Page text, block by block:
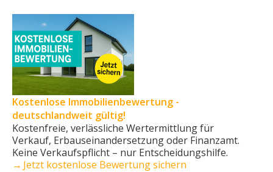
Kostenlose Immobilienbewertung -
deutschlandweit gültig!
Kostenfreie, verlässliche Wertermittlung für
Verkauf, Erbauseinandersetzung oder Finanzamt.
Keine Verkaufs­pflicht – nur Entscheidungshilfe.
→ Jetzt kostenlose Bewertung sichern